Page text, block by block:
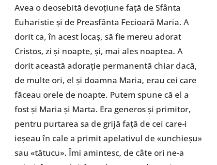
Avea o deosebită devoțiune față de Sfânta
Euharistie și de Preasfânta Fecioară Maria. A
dorit ca, în acest locaș, să fie mereu adorat
Cristos, zi și noapte, și, mai ales noaptea. A
dorit această adorație permanentă chiar dacă,
de multe ori, el și doamna Maria, erau cei care
făceau orele de noapte. Putem spune că el a
fost și Maria și Marta. Era generos și primitor,
pentru purtarea sa de grijă față de cei care-i
ieșeau în cale a primit apelativul de «unchieșu»
sau «tătucu». Îmi amintesc, de câte ori ne-a